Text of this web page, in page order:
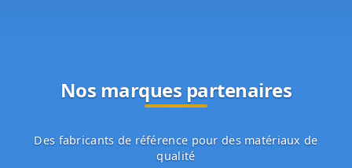
Nos marques partenaires
Des fabricants de référence pour des matériaux de
qualité